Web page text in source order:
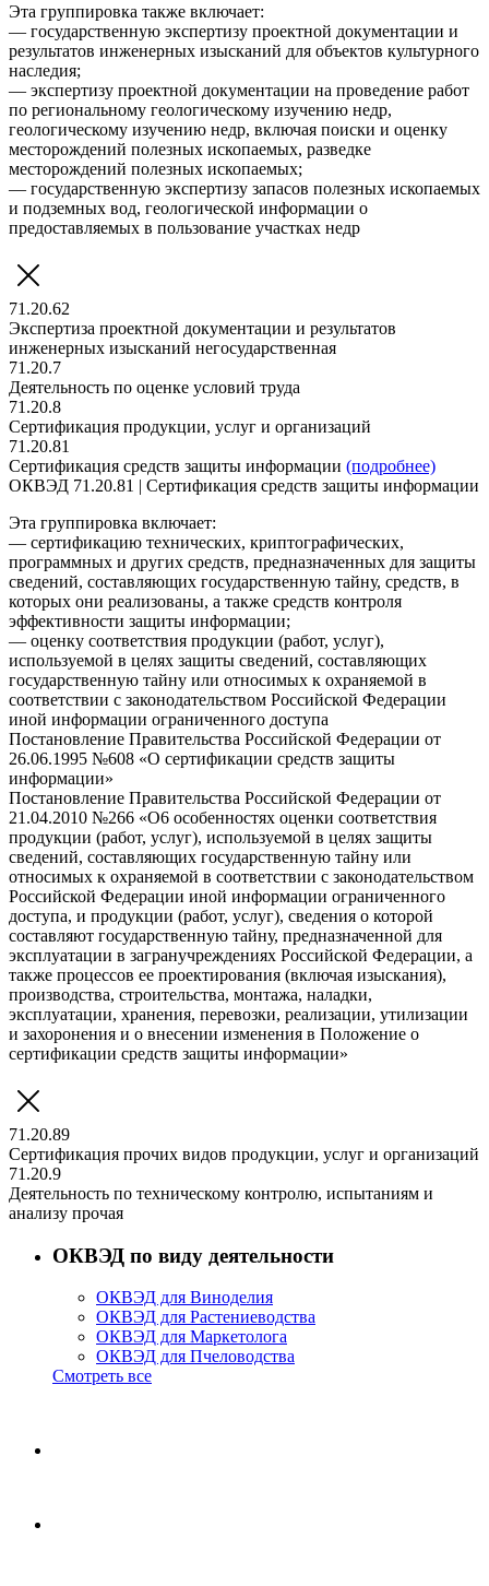
Эта группировка также включает:
— государственную экспертизу проектной документации и
результатов инженерных изысканий для объектов культурного
наследия;
— экспертизу проектной документации на проведение работ
по региональному геологическому изучению недр,
геологическому изучению недр, включая поиски и оценку
месторождений полезных ископаемых, разведке
месторождений полезных ископаемых;
— государственную экспертизу запасов полезных ископаемых
и подземных вод, геологической информации о
предоставляемых в пользование участках недр
71.20.62
Экспертиза проектной документации и результатов
инженерных изысканий негосударственная
71.20.7
Деятельность по оценке условий труда
71.20.8
Сертификация продукции, услуг и организаций
71.20.81
Сертификация средств защиты информации (подробнее)
ОКВЭД 71.20.81 | Сертификация средств защиты информации
Эта группировка включает:
— сертификацию технических, криптографических,
программных и других средств, предназначенных для защиты
сведений, составляющих государственную тайну, средств, в
которых они реализованы, а также средств контроля
эффективности защиты информации;
— оценку соответствия продукции (работ, услуг),
используемой в целях защиты сведений, составляющих
государственную тайну или относимых к охраняемой в
соответствии с законодательством Российской Федерации
иной информации ограниченного доступа
Постановление Правительства Российской Федерации от
26.06.1995 №608 «О сертификации средств защиты
информации»
Постановление Правительства Российской Федерации от
21.04.2010 №266 «О6 особенностях оценки соответствия
продукции (работ, услуг), используемой в целях защиты
сведений, составляющих государственную тайну или
относимых к охраняемой в соответствии с законодательством
Российской Федерации иной информации ограниченного
доступа, и продукции (работ, услуг), сведения о которой
составляют государственную тайну, предназначенной для
эксплуатации в загранучреждениях Российской Федерации, а
также процессов ее проектирования (включая изыскания),
производства, строительства, монтажа, наладки,
эксплуатации, хранения, перевозки, реализации, утилизации
и захоронения и о внесении изменения в Положение о
сертификации средств защиты информации»
71.20.89
Сертификация прочих видов продукции, услуг и организаций
71.20.9
Деятельность по техническому контролю, испытаниям и
анализу прочая
ОКВЭД по виду деятельности
ОКВЭД для Виноделия
ОКВЭД для Растениеводства
ОКВЭД для Маркетолога
ОКВЭД для Пчеловодства
Смотреть все